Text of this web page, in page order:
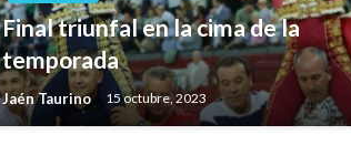
Final triunfal en la cima de la
temporada
Jaén Taurino 15 octubre, 2023